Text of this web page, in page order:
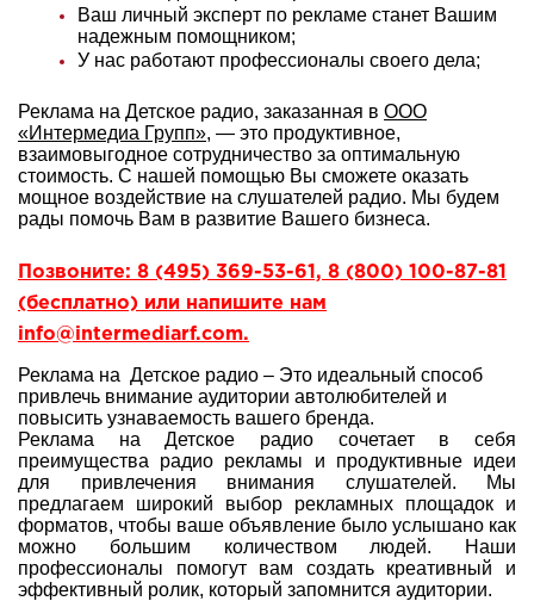
Ваш личный эксперт по рекламе станет Вашим
надежным помощником;
У нас работают профессионалы своего дела;
Реклама на Детское радио, заказанная в ООО
«Интермедиа Групп», — это продуктивное,
взаимовыгодное сотрудничество за оптимальную
стоимость. С нашей помощью Вы сможете оказать
мощное воздействие на слушателей радио. Мы будем
рады помочь Вам в развитие Вашего бизнеса.
Позвоните: 8 (495) 369-53-61, 8 (800) 100-87-81
(бесплатно) или напишите нам
info@intermediarf.com.
Реклама на Детское радио – Это идеальный способ
привлечь внимание аудитории автолюбителей и
повысить узнаваемость вашего бренда.
Реклама на Детское радио сочетает в себя
преимущества радио рекламы и продуктивные идеи
для привлечения внимания слушателей. Мы
предлагаем широкий выбор рекламных площадок и
форматов, чтобы ваше объявление было услышано как
можно большим количеством людей. Наши
профессионалы помогут вам создать креативный и
эффективный ролик, который запомнится аудитории.